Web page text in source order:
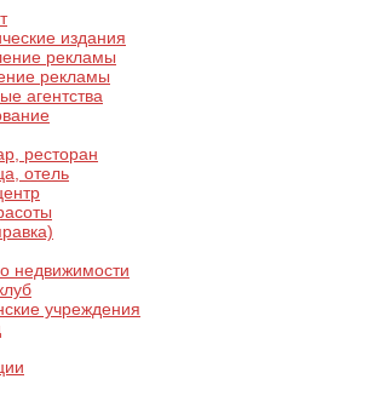
издания
рекламы
рекламы
агентства
ресторан
отель
недвижимости
учреждения